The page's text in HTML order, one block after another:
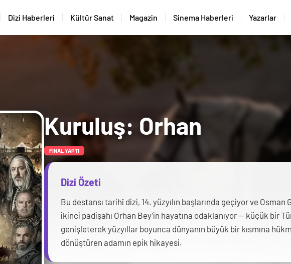
Dizi Haberleri Kültür Sanat Magazin Sinema Haberleri Yazarlar
Kuruluş: Orhan
FİNAL YAPTI
Dizi Özeti
Bu destansı tarihî dizi, 14. yüzyılın başlarında geçiyor ve Osman
ikinci padişahı Orhan Bey’in hayatına odaklanıyor — küçük bir
genişleterek yüzyıllar boyunca dünyanın büyük bir kısmına
dönüştüren adamın epik hikayesi.